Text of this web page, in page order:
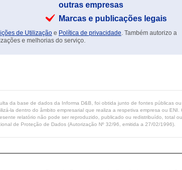
outras empresas
Marcas e publicações legais
de Utilização e Política de privacidade. Também autorizo a
e melhorias do serviço.
da base de dados da Informa D&B, foi obtida junto de fontes públicas
la dentro do âmbito empresarial que realiza a respetiva empresa ou
relatório não pode ser reproduzido, publicado ou redistribuído, total
de Proteção de Dados (Autorização Nº 32/96, emitida a 27/02/1996).